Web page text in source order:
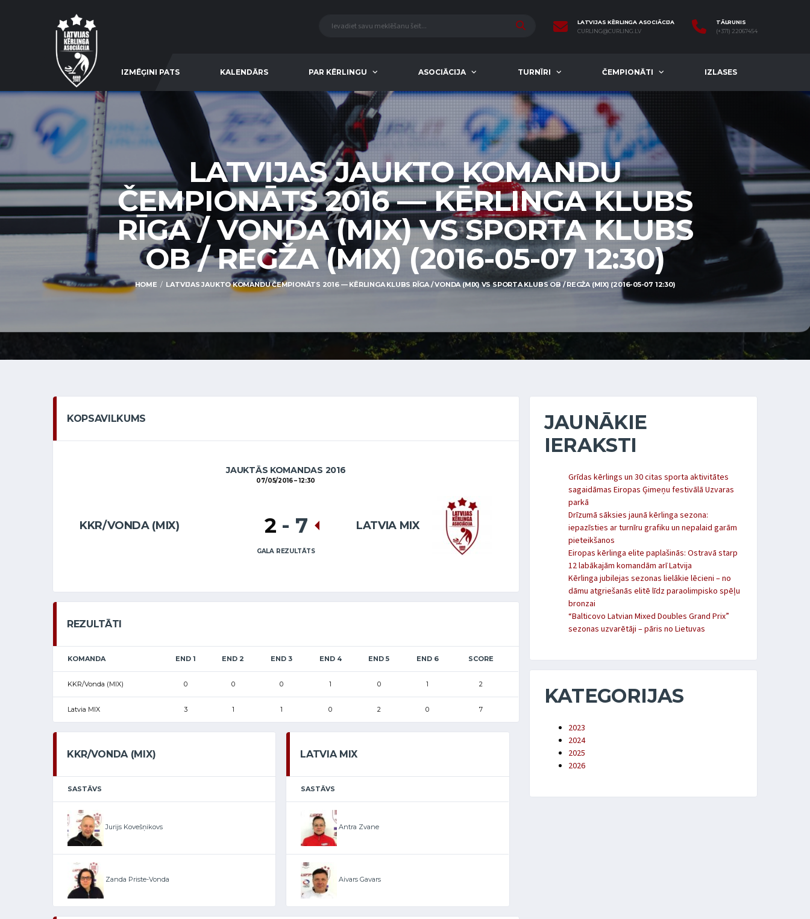
LATVIJAS KĒRLINGA ASOCIĀCIJA
CURLING@CURLING.LV
TĀLRUNIS
(+371) 22067454
IZMĒĢINI PATS KALENDĀRS PAR KĒRLINGU ASOCIĀCIJA TURNĪRI ČEMPIONĀTI IZLASES
LATVIJAS JAUKTO KOMANDU
ČEMPIONĀTS 2016 — KĒRLINGA KLUBS
RĪGA / VONDA (MIX) VS SPORTA KLUBS
OB / REGŽA (MIX) (2016-05-07 12:30)
HOME LATVIJAS JAUKTO KOMANDU ČEMPIONĀTS 2016 — KĒRLINGA KLUBS RĪGA / VONDA (MIX) VS SPORTA KLUBS OB / REGŽA (MIX) (2016-05-07 12:30)
KOPSAVILKUMS
JAUKTĀS KOMANDAS 2016
07/05/2016 12:30
KKR/VONDA (MIX) LATVIA MIX
2 - 7
GALA REZULTĀTS
REZULTĀTI
KOMANDA END 1 END 2 END 3 END 4 END 5 END 6 SCORE
KKR/Vonda (MIX) 0 0 0 1 0 1 2
Latvia MIX 3 1 1 0 2 0 7
KKR/VONDA (MIX)
SASTĀVS
Jurijs Kovešņikovs
Zanda Priste-Vonda
LATVIA MIX
SASTĀVS
Antra Zvane
Aivars Gavars
JAUNĀKIE
IERAKSTI
Grīdas kērlings un 30 citas sporta aktivitātes
sagaidāmas Eiropas Ģimeņu festivālā Uzvaras
parkā
Drīzumā sāksies jaunā kērlinga sezona:
iepazīsties ar turnīru grafiku un nepalaid garām
pieteikšanos
Eiropas kērlinga elite paplašinās: Ostravā starp
12 labākajām komandām arī Latvija
Kērlinga jubilejas sezonas lielākie lēcieni – no
dāmu atgriešanās elitē līdz paraolimpisko spēļu
bronzai
“Balticovo Latvian Mixed Doubles Grand Prix”
sezonas uzvarētāji – pāris no Lietuvas
KATEGORIJAS
2023
2024
2025
2026